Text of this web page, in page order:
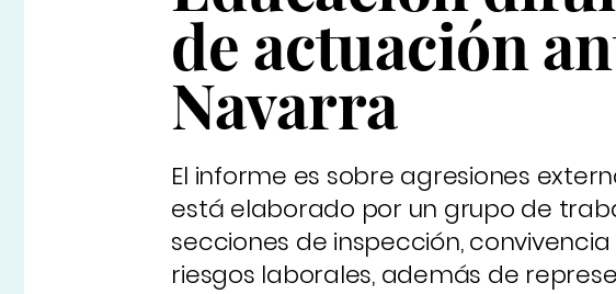
de actuación
Navarra
El informe es sobre agresiones
está elaborado por un grupo de
secciones de inspección,
riesgos laborales, además de